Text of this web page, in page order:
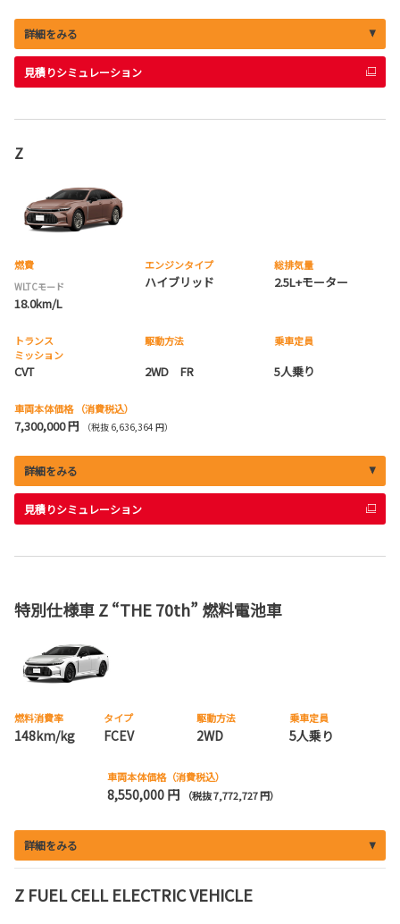
詳細をみる
見積りシミュレーション
Z
燃費
WLTCモード
18.0km/L
エンジンタイプ
ハイブリッド
総排気量
2.5L+モーター
トランス
ミッション
CVT
駆動方法
2WD FR
乗車定員
5人乗り
車両本体価格 （消費税込）
7,300,000 円 （税抜 6,636,364 円）
詳細をみる
見積りシミュレーション
特別仕様車 Z “THE 70th” 燃料電池車
燃料消費率
148km/kg
タイプ
FCEV
駆動方法
2WD
乗車定員
5人乗り
車両本体価格（消費税込）
8,550,000 円 （税抜 7,772,727 円）
詳細をみる
Z FUEL CELL ELECTRIC VEHICLE